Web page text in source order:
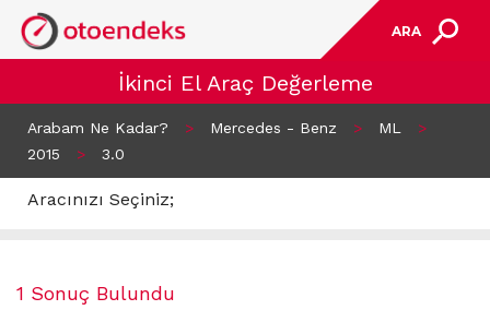
ARA
İkinci El Araç Değerleme
Arabam Ne Kadar? > Mercedes - Benz > ML
>
2015
> 3.0
Aracınızı Seçiniz;
1 Sonuç Bulundu